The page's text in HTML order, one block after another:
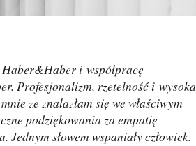
i współpracę
Profesjonalizm, rzetelność i wysoka
ze znalazłam się we właściwym
podziękowania za empatię
słowem wspaniały człowiek.